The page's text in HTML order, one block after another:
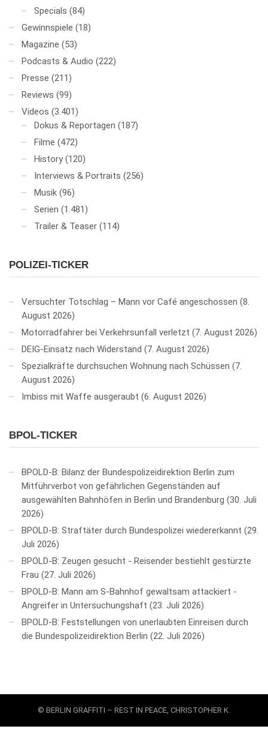
Specials (84)
Gewinnspiele (18)
Magazine (53)
Podcasts & Audio (222)
Presse (211)
Reviews (99)
Videos (3.401)
Dokus & Reportagen (187)
Filme (472)
History (120)
Interviews & Portraits (256)
Musik (96)
Serien (1.481)
Trailer & Teaser (114)
POLIZEI-TICKER
Versuchter Totschlag – Mann vor Café angeschossen 8.
August 2026
Motorradfahrer bei Verkehrsunfall verletzt
7. August 2026
DEIG-Einsatz nach Widerstand
7. August 2026
Spezialkräfte durchsuchen Wohnung nach Schüssen
7.
August 2026
Imbiss mit Waffe ausgeraubt 6. August 2026
BPOL-TICKER
BPOLD-B: Bilanz der Bundespolizeidirektion Berlin zum
Mitführverbot von gefährlichen Gegenständen auf
ausgewählten Bahnhöfen in Berlin und Brandenburg 30. Juli
2026
BPOLD-B: Straftäter durch Bundespolizei wiedererkannt
29.
Juli 2026
BPOLD-B: Zeugen gesucht - Reisender bestiehlt gestürzte
Frau
27. Juli 2026
BPOLD-B: Mann am S-Bahnhof gewaltsam attackiert -
Angreifer in Untersuchungshaft
23. Juli 2026
BPOLD-B: Feststellungen von unerlaubten Einreisen durch
die Bundespolizeidirektion Berlin
22. Juli 2026
© BERLIN GRAFFITI – REST IN PEACE, CHRISTOPHER K.